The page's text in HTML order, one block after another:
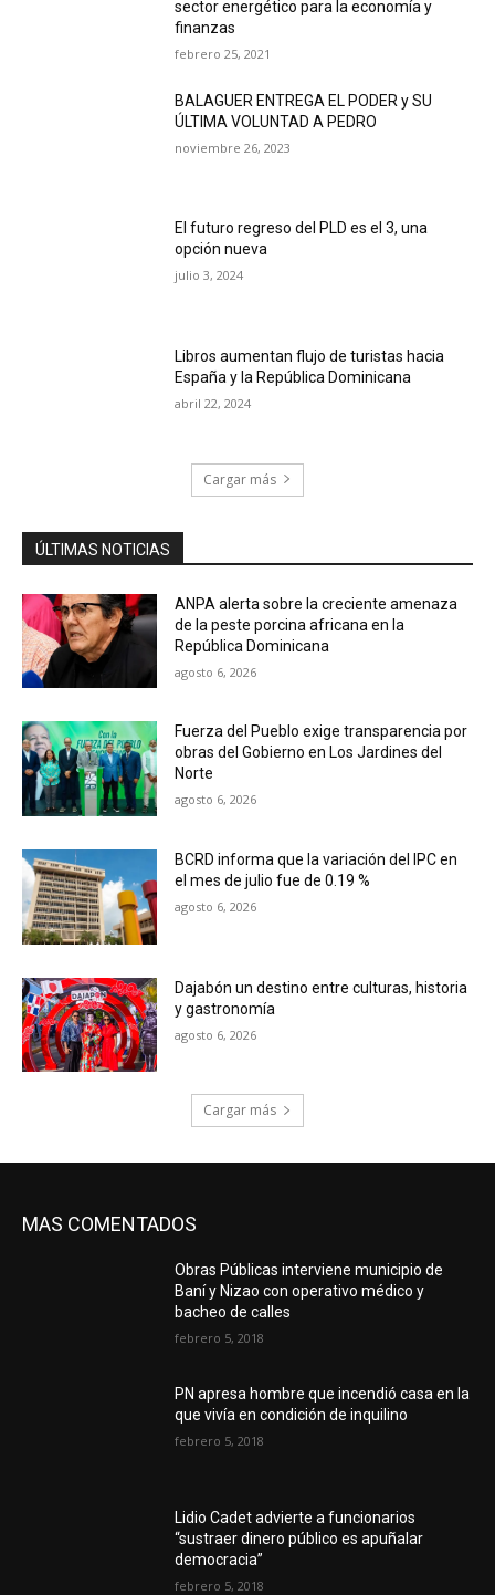
sector energético para la economía y
finanzas
febrero 25, 2021
BALAGUER ENTREGA EL PODER y SU
ÚLTIMA VOLUNTAD A PEDRO
noviembre 26, 2023
El futuro regreso del PLD es el 3, una
opción nueva
julio 3, 2024
Libros aumentan flujo de turistas hacia
España y la República Dominicana
abril 22, 2024
Cargar más
ÚLTIMAS NOTICIAS
ANPA alerta sobre la creciente amenaza
de la peste porcina africana en la
República Dominicana
agosto 6, 2026
Fuerza del Pueblo exige transparencia por
obras del Gobierno en Los Jardines del
Norte
agosto 6, 2026
BCRD informa que la variación del IPC en
el mes de julio fue de 0.19 %
agosto 6, 2026
Dajabón un destino entre culturas, historia
y gastronomía
agosto 6, 2026
Cargar más
MAS COMENTADOS
Obras Públicas interviene municipio de
Baní y Nizao con operativo médico y
bacheo de calles
febrero 5, 2018
PN apresa hombre que incendió casa en la
que vivía en condición de inquilino
febrero 5, 2018
Lidio Cadet advierte a funcionarios
“sustraer dinero público es apuñalar
democracia”
febrero 5, 2018